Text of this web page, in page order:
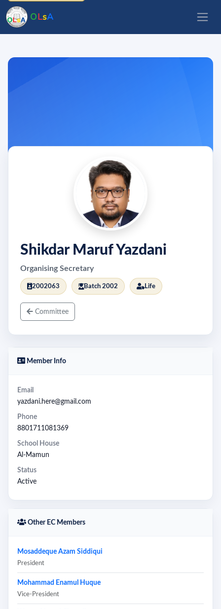
OLsA
Shikdar Maruf Yazdani
Organising Secretary
2002063 Batch 2002 Life
Committee
Member Info
Email
yazdani.here@gmail.com
Phone
8801711081369
School House
Al-Mamun
Status
Active
Other EC Members
Mosaddeque Azam Siddiqui
President
Mohammad Enamul Huque
Vice-President